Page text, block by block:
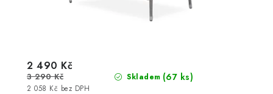
Skladem (67 ks)
2 058 Kč bez DPH
2 490 Kč
3 290 Kč